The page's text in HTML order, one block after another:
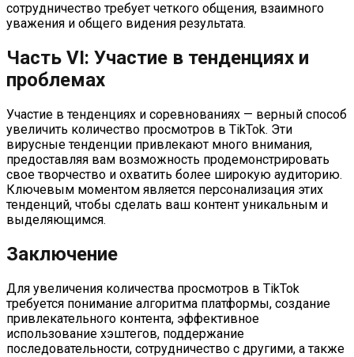
сотрудничество требует четкого общения, взаимного
уважения и общего видения результата.
Часть VI: Участие в тенденциях и
проблемах
Участие в тенденциях и соревнованиях — верный способ
увеличить количество просмотров в TikTok. Эти
вирусные тенденции привлекают много внимания,
предоставляя вам возможность продемонстрировать
свое творчество и охватить более широкую аудиторию.
Ключевым моментом является персонализация этих
тенденций, чтобы сделать ваш контент уникальным и
выделяющимся.
Заключение
Для увеличения количества просмотров в TikTok
требуется понимание алгоритма платформы, создание
привлекательного контента, эффективное
использование хэштегов, поддержание
последовательности, сотрудничество с другими, а также